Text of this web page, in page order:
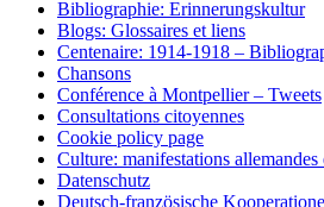
Bibliographie: Erinnerungskultur
Blogs: Glossaires et liens
Centenaire: 1914-1918 –
Chansons
Conférence à Montpellier – Tweets
Consultations citoyennes
Cookie policy page
Culture: manifestations allemandes
Datenschutz
Deutsch-französische